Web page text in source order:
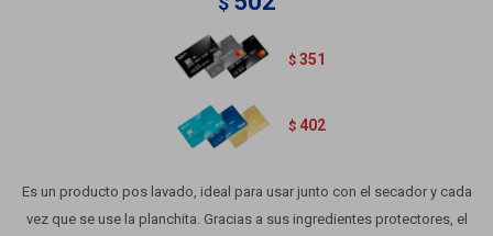
$ 351
$ 402
Es un producto pos lavado, ideal para usar junto con el secador y cada
vez que se use la planchita. Gracias a sus ingredientes protectores, el